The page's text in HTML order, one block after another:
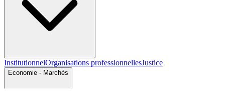
InstitutionnelOrganisations professionnellesJustice
Economie - Marchés